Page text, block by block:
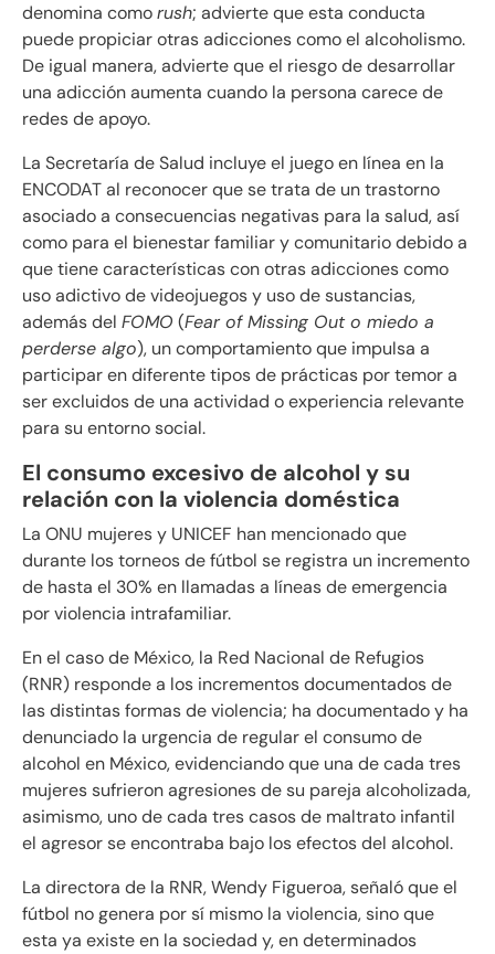
denomina comorush; advierte que esta conducta
puede propiciar otras adicciones como el alcoholismo.
De igual manera, advierte que el riesgo de desarrollar
una adicción aumenta cuando la persona carece de
redes de apoyo.
La Secretaría de Salud incluye el juego en línea en la
ENCODAT al reconocer que se trata de un trastorno
asociado a consecuencias negativas para la salud, así
como para el bienestar familiar y comunitario debido a
que tiene características con otras adicciones como
uso adictivo de videojuegos y uso de sustancias,
además del FOMO (Fear of Missing Out o miedo a
perderse algo), un comportamiento que impulsa a
participar en diferente tipos de prácticas por temor a
ser excluidos de una actividad o experiencia relevante
para su entorno social.
El consumo excesivo de alcohol y su
relación con la violencia doméstica
La ONU mujeres y UNICEF han mencionado que
durante los torneos de fútbol se registra un incremento
de hasta el 30% en llamadas a líneas de emergencia
por violencia intrafamiliar.
En el caso de México, la Red Nacional de Refugios
(RNR) responde a los incrementos documentados de
las distintas formas de violencia; ha documentado y ha
denunciado la urgencia de regular el consumo de
alcohol en México, evidenciando que una de cada tres
mujeres sufrieron agresiones de su pareja alcoholizada,
asimismo, uno de cada tres casos de maltrato infantil
el agresor se encontraba bajo los efectos del alcohol.
La directora de la RNR, Wendy Figueroa, señaló que el
fútbol no genera por sí mismo la violencia, sino que
esta ya existe en la sociedad y, en determinados